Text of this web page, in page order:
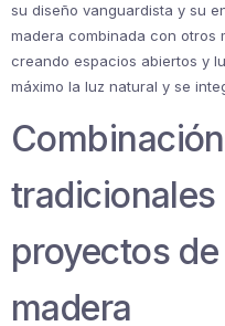
su diseño vanguardista y su
madera combinada con otros
creando espacios abiertos y
máximo la luz natural y se
proyectos
madera